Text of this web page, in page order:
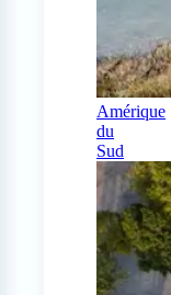
Amérique
du
Sud